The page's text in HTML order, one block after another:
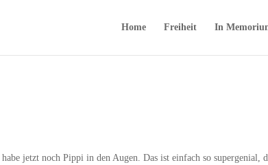
Home Freiheit In
jetzt noch Pippi in den Augen. Das ist einfach so supergenial,